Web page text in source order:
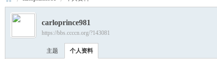
›
carloprince981
https://bbs.ccccn.org/?143081
主题 个人资料